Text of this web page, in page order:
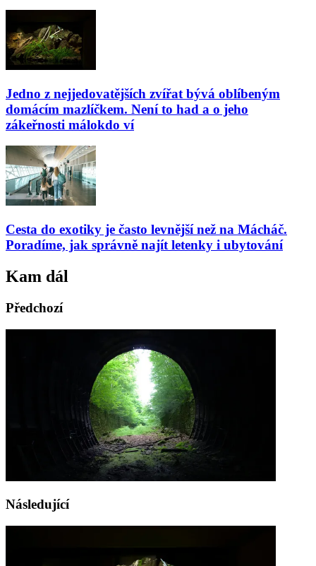
Jedno z nejjedovatějších zvířat bývá oblíbeným
domácím mazlíčkem. Není to had a o jeho
zákeřnosti málokdo ví
Cesta do exotiky je často levnější než na Mácháč.
Poradíme, jak správně najít letenky i ubytování
Kam dál
Předchozí
Následující